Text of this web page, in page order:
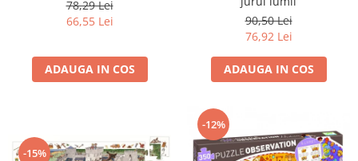
78,29 Lei
66,55 Lei
ADAUGA IN COS
90,50 Lei
76,92 Lei
ADAUGA IN COS
-15%
-12%